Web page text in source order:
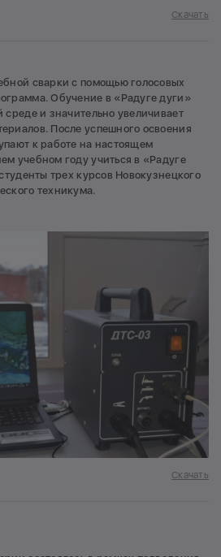
Скачать
сварки с помощью голосовых
Обучение в «Радуге дуги»
среде и значительно увеличивает
После успешного освоения
к работе на настоящем
учебном году учиться в «Радуге
трех курсов Новокузнецкого
техникума.
Скачать